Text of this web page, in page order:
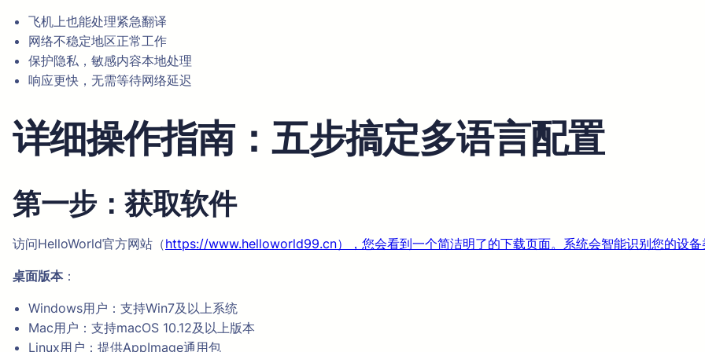
飞机上也能处理紧急翻译
网络不稳定地区正常工作
保护隐私，敏感内容本地处理
响应更快，无需等待网络延迟
详细操作指南：五步搞定多语言配置
第一步：获取软件
访问HelloWorld官方网站（https://www.helloworld99.cn），您会看到一个简洁明了的下载页面。系统会智能识别您的设备
桌面版本：
Windows用户：支持Win7及以上系统
Mac用户：支持macOS 10.12及以上版本
Linux用户：提供AppImage通用包